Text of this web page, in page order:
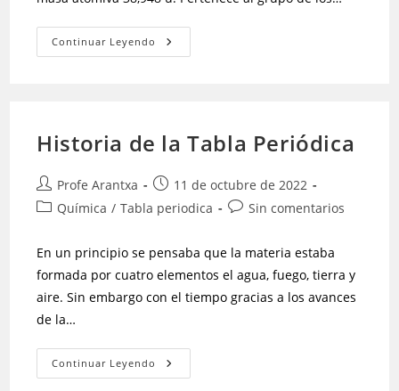
Continuar Leyendo
Historia de la Tabla Periódica
Profe Arantxa
11 de octubre de 2022
Química / Tabla periodica Sin comentarios
En un principio se pensaba que la materia estaba
formada por cuatro elementos el agua, fuego, tierra y
aire. Sin embargo con el tiempo gracias a los avances
de la…
Continuar Leyendo